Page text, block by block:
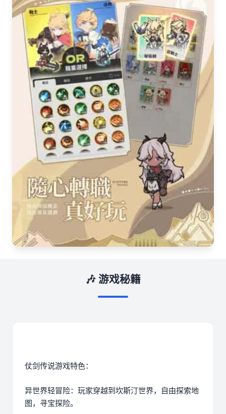
🎶 游戏秘籍
仗剑传说游戏特色：
异世界轻冒险：玩家穿越到坎斯汀世界，自由探索地
图，寻宝探险。